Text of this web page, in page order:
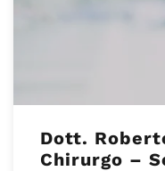
Dott.
Chirurgo –